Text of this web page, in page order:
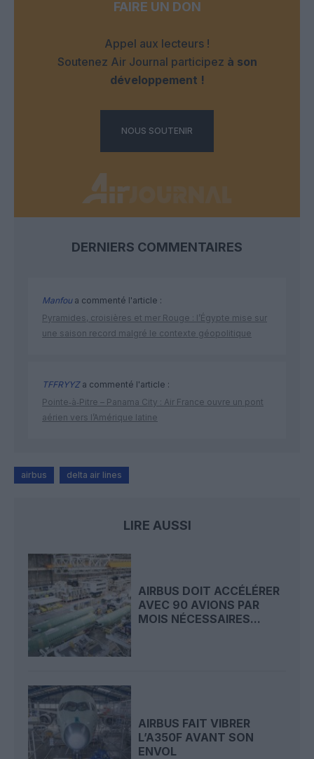
FAIRE UN DON
Appel aux lecteurs !
Soutenez Air Journal participez à son
développement !
NOUS SOUTENIR
DERNIERS COMMENTAIRES
Manfoua commenté l'article :
Pyramides, croisières et mer Rouge : l’Égypte mise sur
une saison record malgré le contexte géopolitique
TFFRYYZa commenté l'article :
Pointe‑à‑Pitre – Panama City : Air France ouvre un pont
aérien vers l’Amérique latine
airbus delta air lines
LIRE AUSSI
AIRBUS DOIT ACCÉLÉRER
AVEC 90 AVIONS PAR
MOIS NÉCESSAIRES...
AIRBUS FAIT VIBRER
L’A350F AVANT SON
ENVOL